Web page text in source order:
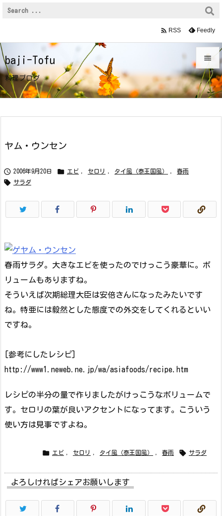
baji-Tofu
料理ブログ


メニュ
 RSS Feedly
ヤム・ウンセン
 2006年9月20日  エビ セロリ タイ風（泰王国風） 春雨
 サラダ
春雨サラダ。大きなエビを使ったのでけっこう豪華に。ボ
リュームもありますね。
そういえば次期総理大臣は安倍さんになったみたいです
ね。特亜には毅然とした態度での外交をしてくれるといい
ですね。
[参考にしたレシピ]
http://www1.neweb.ne.jp/wa/asiafoods/recipe.htm
レシピの半分の量で作りましたがけっこうなボリュームで
す。セロリの葉が良いアクセントになってます。こういう
使い方は見事ですよね。
 エビ セロリ タイ風（泰王国風） 春雨  サラダ
よろしければシェアお願いします